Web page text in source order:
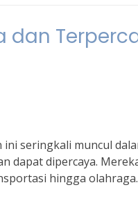
dan
ini seringkali muncul
dapat dipercaya.
hingga olahraga.